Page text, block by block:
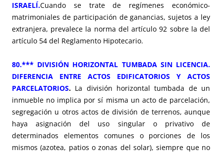
ISRAELÍ.Cuando se trate de regímenes económico-
matrimoniales de participación de ganancias, sujetos a ley
extranjera, prevalece la norma del artículo 92 sobre la del
artículo 54 del Reglamento Hipotecario.
80.*** DIVISIÓN HORIZONTAL TUMBADA SIN LICENCIA.
DIFERENCIA ENTRE ACTOS EDIFICATORIOS Y ACTOS
PARCELATORIOS. La división horizontal tumbada de un
inmueble no implica por sí misma un acto de parcelación,
segregación u otros actos de división de terrenos, aunque
haya asignación del uso singular o privativo de
determinados elementos comunes o porciones de los
mismos (azotea, patios o zonas del solar), siempre que no